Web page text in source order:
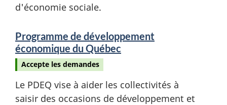
d'économie sociale.
Programme de développement
économique du Québec
Accepte les demandes
Le PDEQ vise à aider les collectivités à
saisir des occasions de développement et